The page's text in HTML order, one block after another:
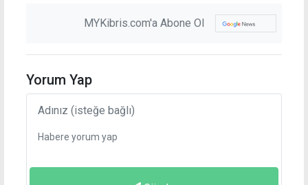
MYKibris.com'a Abone Ol
Yorum Yap